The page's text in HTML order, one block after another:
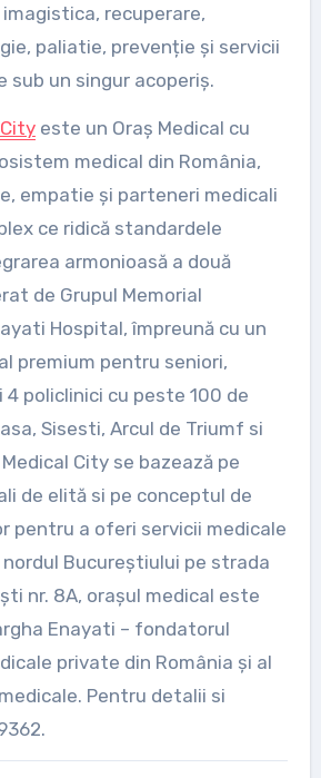
recuperare,
paliatie, prevenție și servicii
sub un singur acoperiș.
este un Oraș Medical cu
medical din România,
empatie și parteneri medicali
ce ridică standardele
armonioasă a două
de Grupul Memorial
Hospital, împreună cu un
premium pentru seniori,
4 policlinici cu peste 100 de
Sisesti, Arcul de Triumf si
City se bazează pe
de elită si pe conceptul de
pentru a oferi servicii medicale
Bucureștiului pe strada
nr. 8A, orașul medical este
Enayati – fondatorul
private din România și al
Pentru detalii si